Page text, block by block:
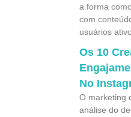
a forma
com
usuários
Os 10
No
O marketing
análise do